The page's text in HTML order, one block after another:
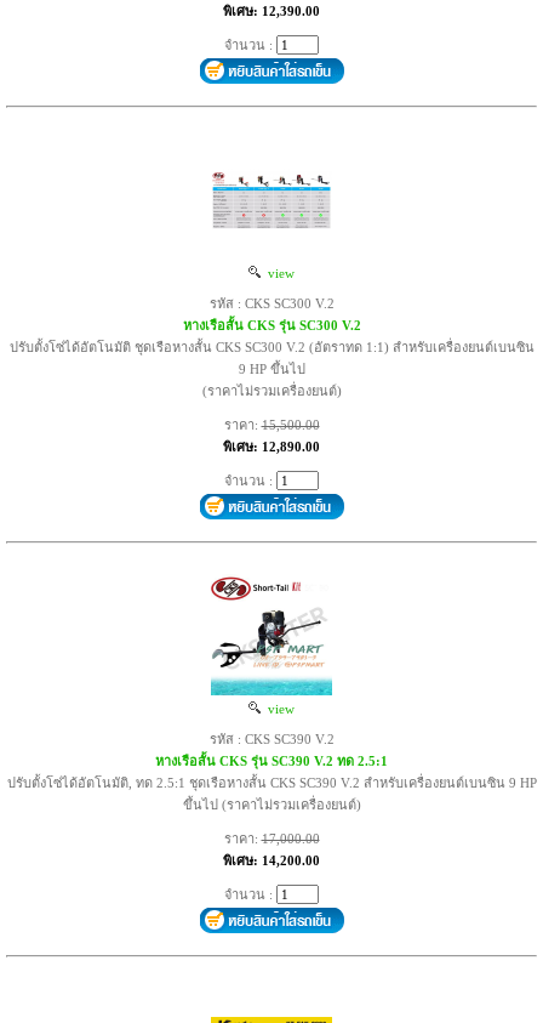
พิเศษ: 12,390.00
จำนวน :
view
รหัส : CKS SC300 V.2
หางเรือสั้น CKS รุ่น SC300 V.2
ปรับตั้งโซ่ได้อัตโนมัติ ชุดเรือหางสั้น CKS SC300 V.2 (อัตราทด 1:1) สำหรับเครื่องยนต์เบนซิน
9 HP ขึ้นไป
(ราคาไม่รวมเครื่องยนต์)
ราคา:15,500.00
พิเศษ: 12,890.00
จำนวน :
view
รหัส : CKS SC390 V.2
หางเรือสั้น CKS รุ่น SC390 V.2 ทด 2.5:1
ปรับตั้งโซ่ได้อัตโนมัติ, ทด 2.5:1 ชุดเรือหางสั้น CKS SC390 V.2 สำหรับเครื่องยนต์เบนซิน 9 HP
ขึ้นไป (ราคาไม่รวมเครื่องยนต์)
ราคา:17,000.00
พิเศษ: 14,200.00
จำนวน :